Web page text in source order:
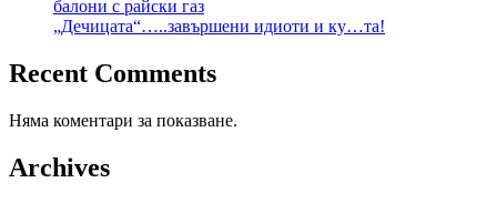
балони с райски газ
„Дечицата“…..завършени идиоти и ку…та!
Recent Comments
Няма коментари за показване.
Archives